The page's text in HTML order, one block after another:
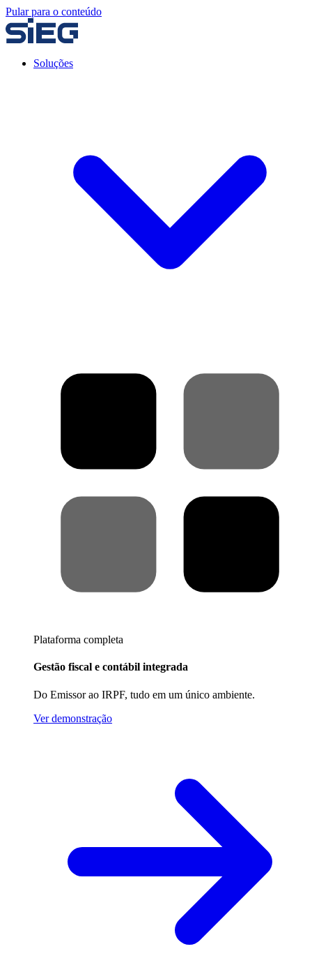
Pular para o conteúdo
Soluções
Plataforma completa
Gestão fiscal e contábil integrada
Do Emissor ao IRPF, tudo em um único ambiente.
Ver demonstração